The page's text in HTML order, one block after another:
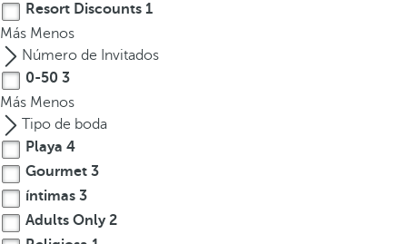
Resort Discounts 1
Más Menos
Número de Invitados
0-50 3
Más Menos
Tipo de boda
Playa 4
Gourmet 3
íntimas 3
Adults Only2